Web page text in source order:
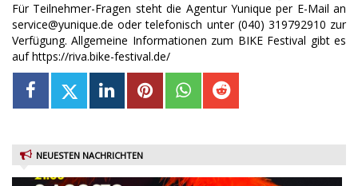
Für Teilnehmer-Fragen steht die Agentur Yunique per E-Mail an
service@yunique.de oder telefonisch unter (040) 319792910 zur
Verfügung. Allgemeine Informationen zum BIKE Festival gibt es
auf https://riva.bike-festival.de/
NEUESTEN NACHRICHTEN